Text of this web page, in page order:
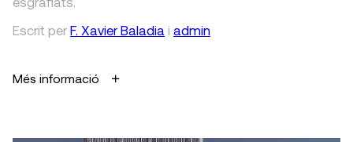
Escrit per F. Xavier Baladia i admin
Més informació